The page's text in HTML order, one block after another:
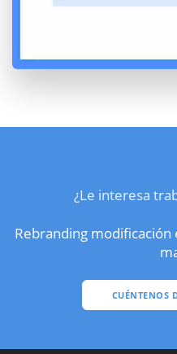
¿Le interesa
Rebranding
CUÉNTENOS